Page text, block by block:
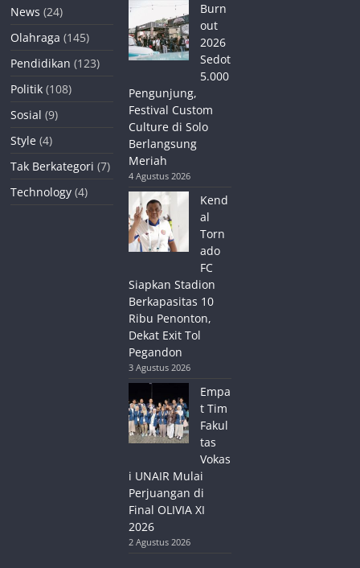
News (24)
Olahraga (145)
Pendidikan (123)
Politik (108)
Sosial (9)
Style (4)
Tak Berkategori (7)
Technology (4)
Burn
out
2026
Sedot
5.000
Pengunjung,
Festival Custom
Culture di Solo
Berlangsung
Meriah
4 Agustus 2026
Kend
al
Torn
ado
FC
Siapkan Stadion
Berkapasitas 10
Ribu Penonton,
Dekat Exit Tol
Pegandon
3 Agustus 2026
Empa
t Tim
Fakul
tas
Vokas
i UNAIR Mulai
Perjuangan di
Final OLIVIA XI
2026
2 Agustus 2026